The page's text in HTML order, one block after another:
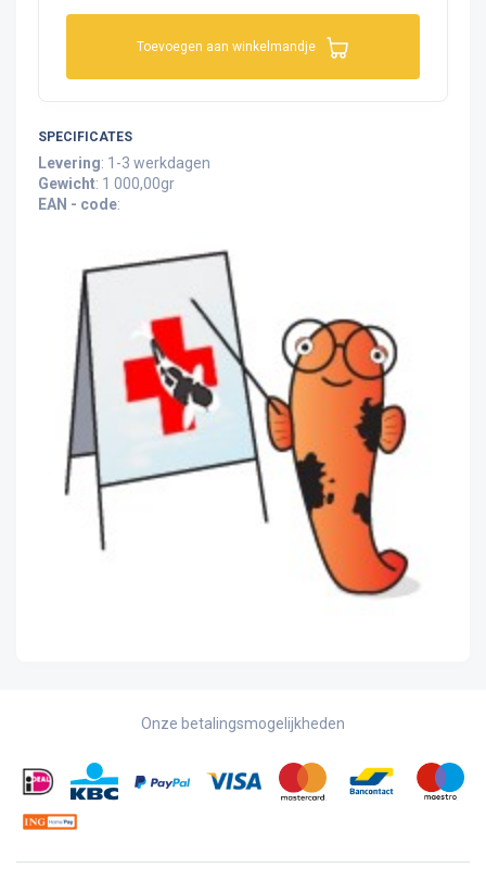
Toevoegen aan winkelmandje
SPECIFICATES
Levering: 1-3 werkdagen
Gewicht: 1 000,00gr
EAN - code:
Onze betalingsmogelijkheden